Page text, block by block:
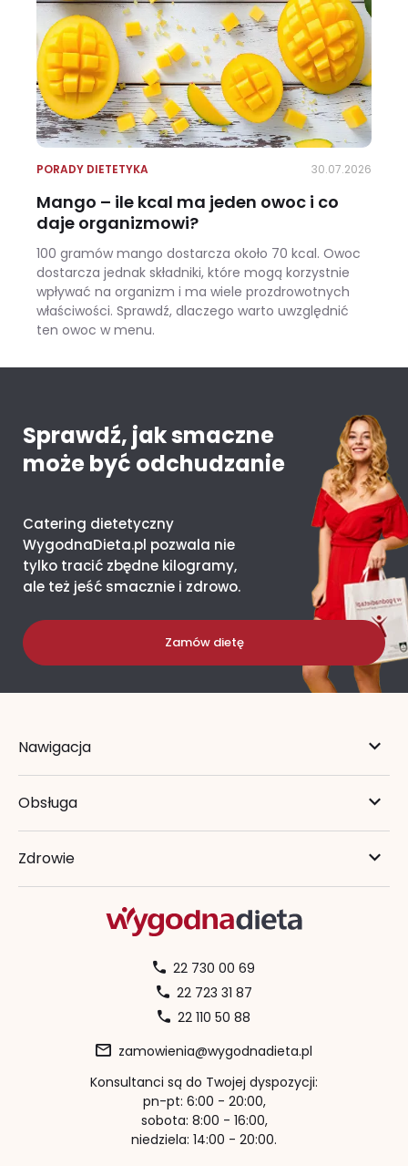
PORADY DIETETYKA 30.07.2026
Mango – ile kcal ma jeden owoc i co
daje organizmowi?
100 gramów mango dostarcza około 70 kcal. Owoc
dostarcza jednak składniki, które mogą korzystnie
wpływać na organizm i ma wiele prozdrowotnych
właściwości. Sprawdź, dlaczego warto uwzględnić
ten owoc w menu.
Sprawdź, jak smaczne
może być odchudzanie
Catering dietetyczny
WygodnaDieta.pl pozwala nie
tylko tracić zbędne kilogramy,
ale też jeść smacznie i zdrowo.
Zamów dietę
Nawigacja
Obsługa
Zdrowie
22 730 00 69
22 723 31 87
22 110 50 88
zamowienia@wygodnadieta.pl
Konsultanci są do Twojej dyspozycji:
pn-pt: 6:00 - 20:00,
sobota: 8:00 - 16:00,
niedziela: 14:00 - 20:00.